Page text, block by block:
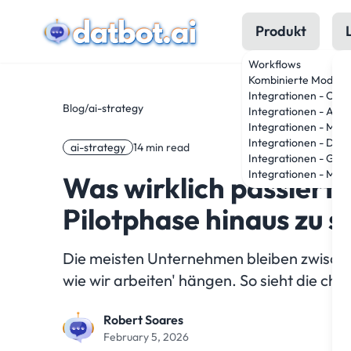
Produkt
Workflows
Kombinierte Modelle
Integrationen -
Integrationen -
Integrationen - Meta
Integrationen -
Integrationen -
Integrationen -
Blog/ai-strategy
ai-strategy 14 min read
Was wirklich passiert,
Pilotphase hinaus zu
Die meisten Unternehmen bleiben
wie wir arbeiten' hängen. So sieht die
Robert Soares
February 5, 2026